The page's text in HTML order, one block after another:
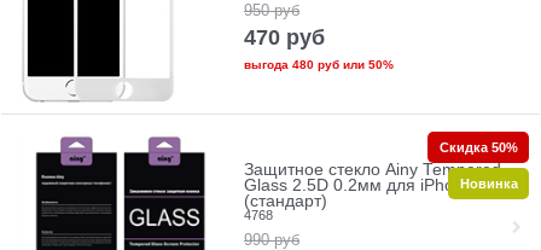
950 руб
470 руб
выгода 480 рубили 50%
Защитное стекло Ainy Tempered
Glass 2.5D 0.2мм для iPhone 7/8
(стандарт)
4768
990 руб
Скидка 50%
Новинка